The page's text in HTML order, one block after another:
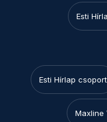
Esti
Esti Hírlap csoport
Maxline